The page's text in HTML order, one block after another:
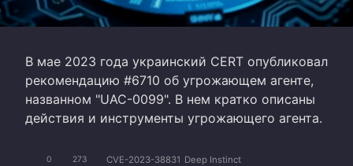
В мае 2023 года украинский CERT опубликовал
рекомендацию #6710 об угрожающем агенте,
названном "UAC-0099". В нем кратко описаны
действия и инструменты угрожающего агента.
0 273 CVE-2023-38831 Deep Instinct